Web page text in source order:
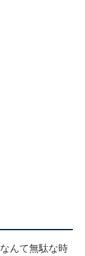
んて無駄な時